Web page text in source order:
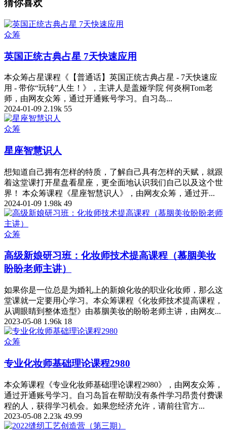
猜你喜欢
众筹
英国正统古典占星 7天快速应用
本众筹占星课程《【普通话】英国正统古典占星 - 7天快速应
用 - 带你“玩转”人生！》，主讲人是盖娅学院 何炎桐Tom老
师，由网友众筹，通过开通账号学习。自习岛...
2024-01-09 2.19k 55
众筹
星座智慧识人
想知道自己拥有怎样的特质，了解自己具有怎样的天赋，就跟
着这堂课打开星盘看星座，更全面地认识我们自己以及这个世
界！ 本众筹课程《星座智慧识人》，由网友众筹，通过开...
2024-01-09 1.98k 49
众筹
高级新娘研习班：化妆师技术提高课程（慕胭美妆
盼盼老师主讲）
如果你是一位总是为婚礼上的新娘化妆的职业化妆师，那么这
堂课就一定要用心学习。本众筹课程《化妆师技术提高课程，
从调眼睛到整体造型》由慕胭美妆的盼盼老师主讲，由网友...
2023-05-08 1.96k 18
众筹
专业化妆师基础理论课程2980
本众筹课程《专业化妆师基础理论课程2980》，由网友众筹，
通过开通账号学习。自习岛旨在帮助没有条件学习昂贵付费课
程的人，获得学习机会。如果您经济允许，请前往官方...
2023-05-08 2.23k 49.99